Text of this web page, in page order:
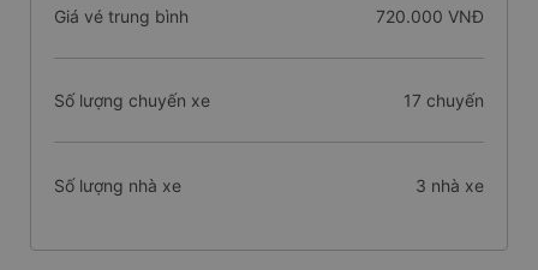
Giá vé trung bình 720.000 VNĐ
Số lượng chuyến xe 17 chuyến
Số lượng nhà xe 3 nhà xe